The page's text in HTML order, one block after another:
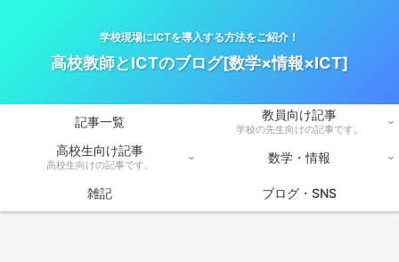
学校現場にICTを導入する方法をご紹介！
高校教師とICTのブログ[数学×情報×ICT]
記事一覧 教員向け記事
学校の先生向けの記事です。
高校生向け記事
高校生向けの記事です。 数学・情報
雑記 ブログ・SNS